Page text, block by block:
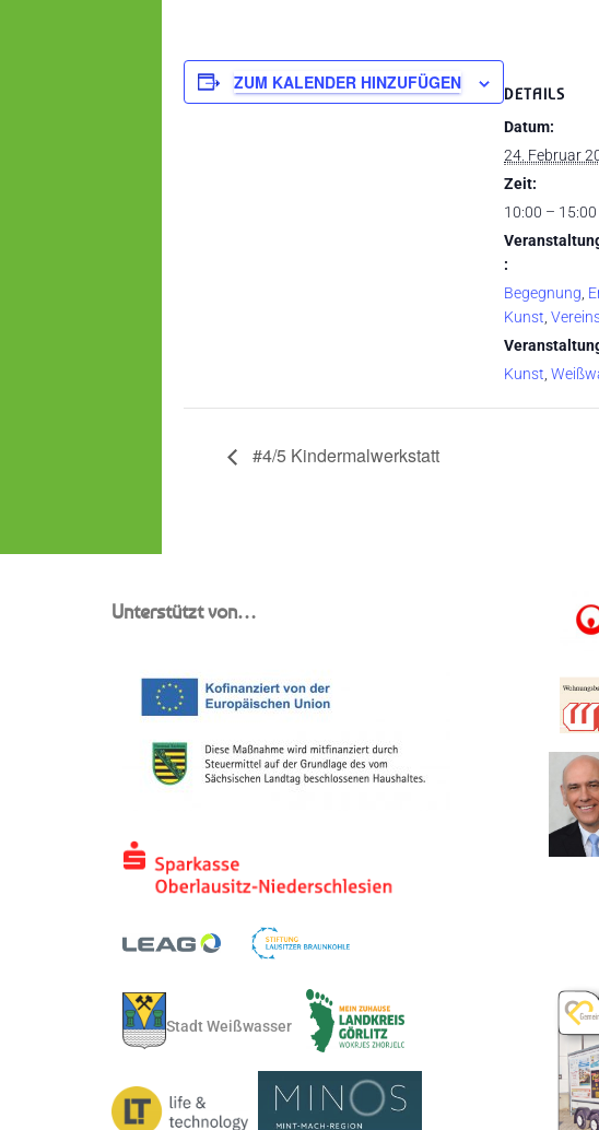
ZUM KALENDER HINZUFÜGEN
DETAILS
Datum:
24. Februar
Zeit:
10:00 – 15:00
:
Begegnung
Kunst
Kunst
#4/5 Kindermalwerkstatt
Unterstützt von…
Stadt Weißwasser